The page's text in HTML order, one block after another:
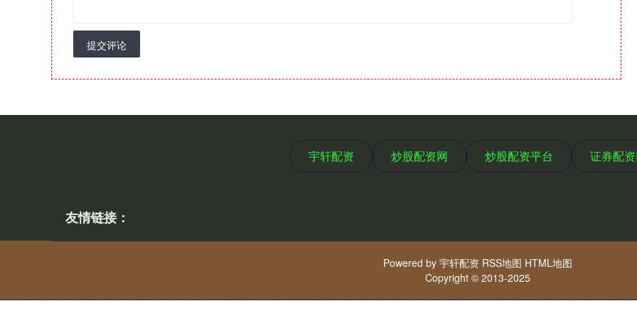
提交评论
宇轩配资 炒股配资网 炒股配资平台 证券配
友情链接：
Powered by 宇轩配资 RSS地图 HTML地图
Copyright © 2013-2025